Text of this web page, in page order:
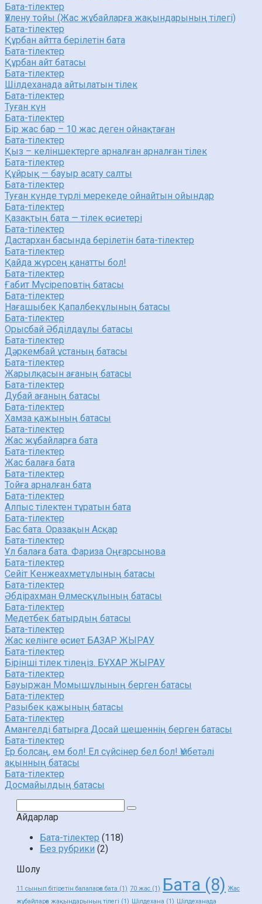
Бата-тілектер
Үйлену тойы (Жас жұбайларға жақындарының тілегі)
Бата-тілектер
Құрбан айтта берілетін бата
Бата-тілектер
Құрбан айт батасы
Бата-тілектер
Шілдеханада айтылатын тілек
Бата-тілектер
Туған күн
Бата-тілектер
Бір жас бар – 10 жас деген ойнақтаған
Бата-тілектер
Қыз – келіншектерге арналған арналған тілек
Бата-тілектер
Құйрық — бауыр асату салты
Бата-тілектер
Туған күнде түрлі мерекеде ойнайтын ойындар
Бата-тілектер
Қазақтың бата — тілек өсиетері
Бата-тілектер
Дастархан басында берілетін бата-тілектер
Бата-тілектер
Қайда жүрсең қанатты бол!
Бата-тілектер
Ғабит Мүсіреповтің батасы
Бата-тілектер
Нағашыбек Қапалбекұлының батасы
Бата-тілектер
Орысбай Әбділдаұлы батасы
Бата-тілектер
Дәркембай ұстаның батасы
Бата-тілектер
Жарылқасын ағаның батасы
Бата-тілектер
Дубай ағаның батасы
Бата-тілектер
Хамза қажының батасы
Бата-тілектер
Жас жұбайларға бата
Бата-тілектер
Жас балаға бата
Бата-тілектер
Тойға арналған бата
Бата-тілектер
Алпыс тілектен тұратын бата
Бата-тілектер
Бас бата. Оразақын Асқар
Бата-тілектер
Ұл балаға бата. Фариза Оңғарсынова
Бата-тілектер
Сейіт Кенжеахметұлының батасы
Бата-тілектер
Әбдірахман Өлмесқұлының батасы
Бата-тілектер
Медетбек батырдың батасы
Бата-тілектер
Жас келінге өсиет БАЗАР ЖЫРАУ
Бата-тілектер
Бірінші тілек тілеңіз. БҰХАР ЖЫРАУ
Бата-тілектер
Бауыржан Момышұлының берген батасы
Бата-тілектер
Разыбек қажының батасы
Бата-тілектер
Амангелді батырға Досай шешеннің берген батасы
Бата-тілектер
Ер болсаң, ем бол! Ел сүйсінер бел бол! Үмбетәлі
ақынның батасы
Бата-тілектер
Досмайылдың батасы
Айдарлар
Бата-тілектер (118)
Без рубрики (2)
Шолу
11 сынып бітіретін балаларға бата (1) 70 жас (1) Бата (8) Жас
жұбайларға жақындарының тілегі (1) Шілдехана (1) Шілдеханада